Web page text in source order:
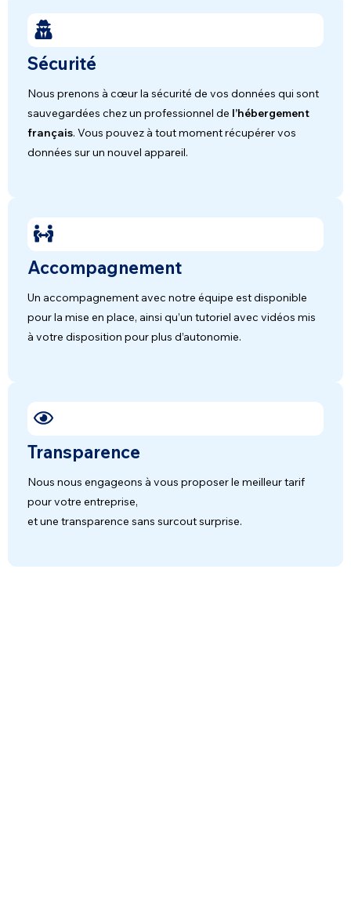
Sécurité
Nous prenons à cœur la sécurité de vos données qui sont
sauvegardées chez un professionnel de l’hébergement
français. Vous pouvez à tout moment récupérer vos
données sur un nouvel appareil.
Accompagnement
Un accompagnement avec notre équipe est disponible
pour la mise en place, ainsi qu’un tutoriel avec vidéos mis
à votre disposition pour plus d’autonomie.
Transparence
Nous nous engageons à vous proposer le meilleur tarif
pour votre entreprise,
et une transparence sans surcout surprise.